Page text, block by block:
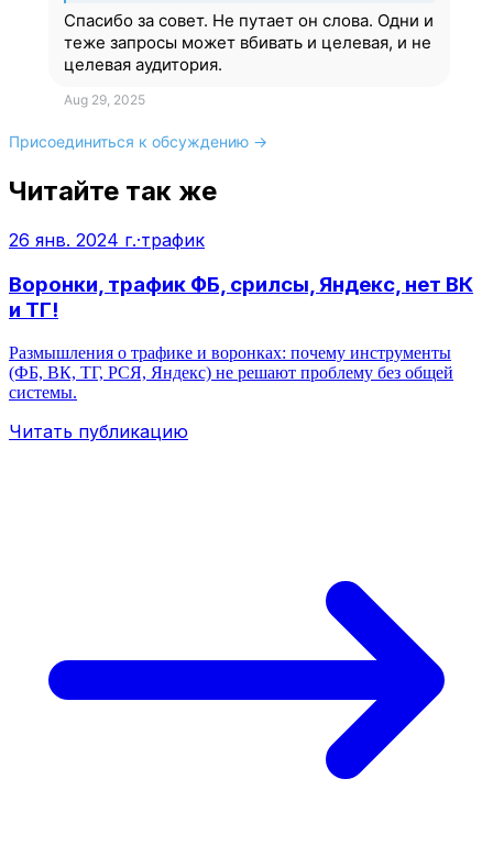
Спасибо за совет. Не путает он слова. Одни и
теже запросы может вбивать и целевая, и не
целевая аудитория.
Aug 29, 2025
Присоединиться к обсуждению →
Читайте так же
26 янв. 2024 г.·трафик
Воронки, трафик ФБ, срилсы, Яндекс, нет ВК
и ТГ!
Размышления о трафике и воронках: почему инструменты
(ФБ, ВК, ТГ, РСЯ, Яндекс) не решают проблему без общей
системы.
Читать публикацию